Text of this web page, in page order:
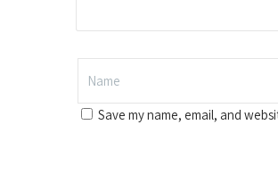
Save my name, email, and